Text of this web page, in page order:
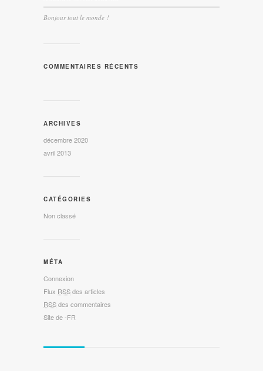
Bonjour tout le monde !
COMMENTAIRES RÉCENTS
ARCHIVES
décembre 2020
avril 2013
CATÉGORIES
Non classé
MÉTA
Connexion
Flux RSSdes articles
RSSdes commentaires
Site de -FR